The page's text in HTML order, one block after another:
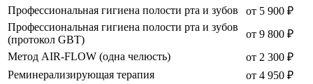
Профессиональная гигиена полости рта и зубов
от 5 900 ₽
Профессиональная гигиена полости рта и зубов
(протокол GBT)
от 9 800 ₽
Метод AIR-FLOW (одна челюсть)
от 2 300 ₽
Реминерализирующая терапия
от 4 950 ₽